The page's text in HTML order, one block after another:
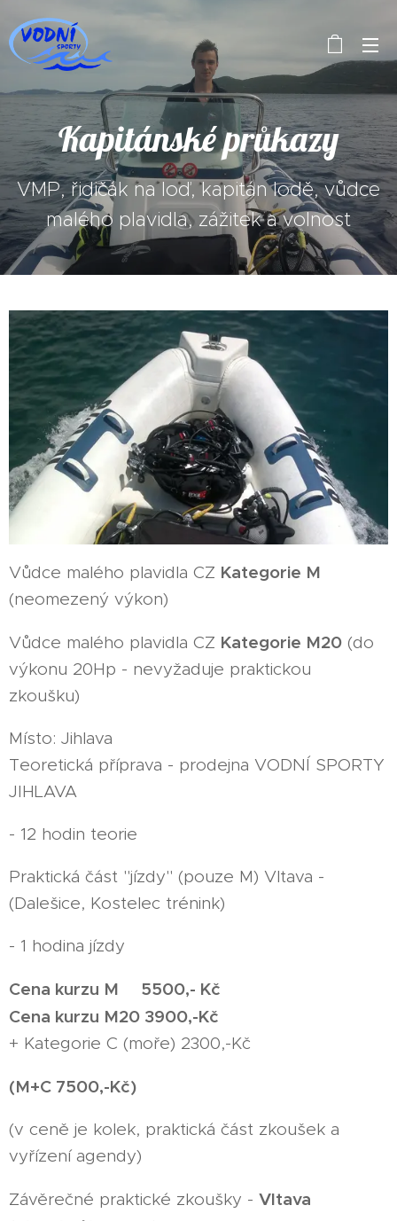
Kapitánské průkazy
VMP, řidičák na loď, kapitán lodě, vůdce
malého plavidla, zážitek a volnost
Vůdce malého plavidla CZ Kategorie M
(neomezený výkon)
Vůdce malého plavidla CZ Kategorie M20 (do
výkonu 20Hp - nevyžaduje praktickou
zkoušku)
Místo: Jihlava
Teoretická příprava - prodejna VODNÍ SPORTY
JIHLAVA
- 12 hodin teorie
Praktická část "jízdy" (pouze M) Vltava -
(Dalešice, Kostelec trénink)
- 1 hodina jízdy
Cena kurzu M 5500,- Kč
Cena kurzu M20 3900,-Kč
+ Kategorie C (moře) 2300,-Kč
(M+C 7500,-Kč)
(v ceně je kolek, praktická část zkoušek a
vyřízení agendy)
Závěrečné praktické zkoušky - Vltava